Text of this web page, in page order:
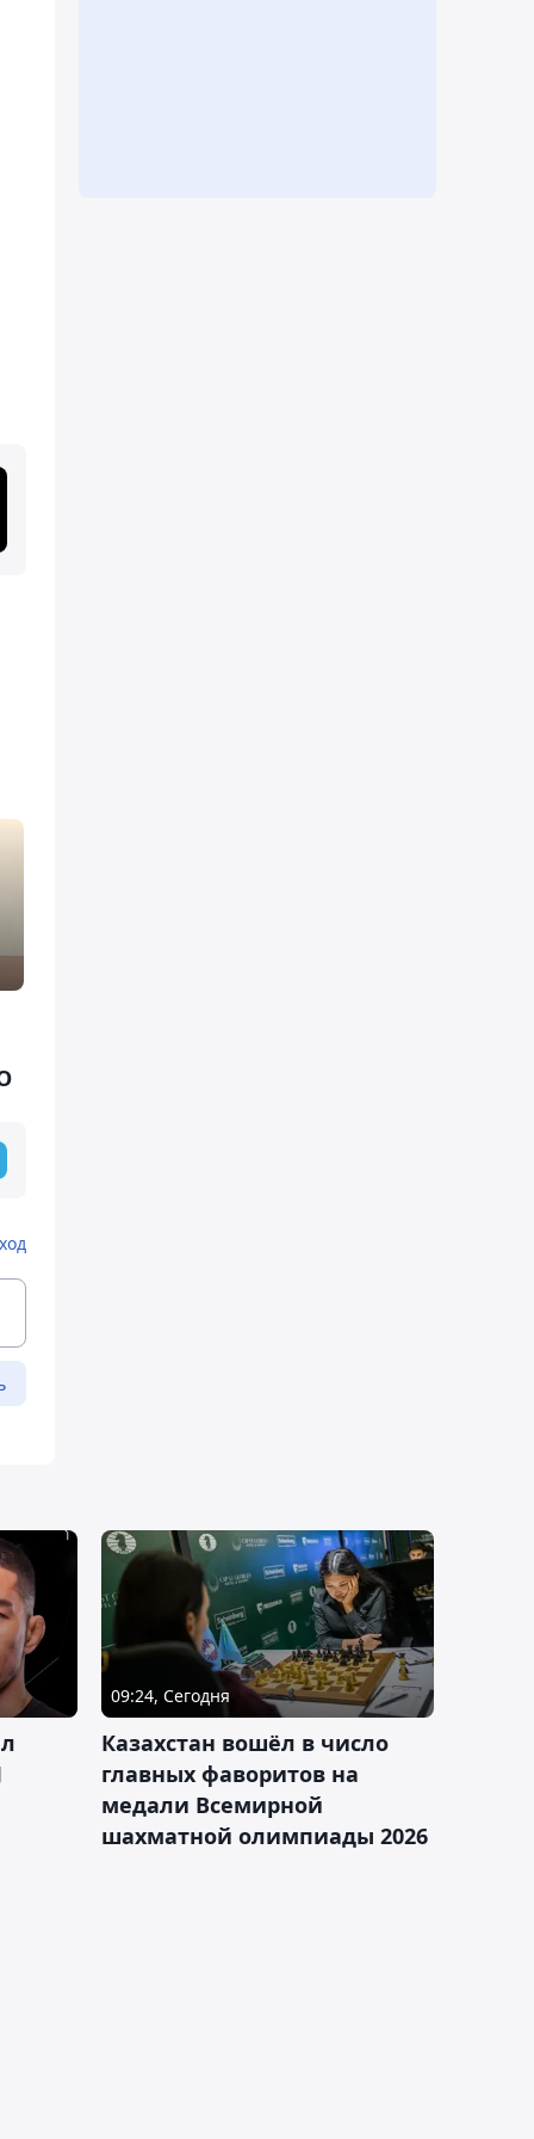
09:24, Сегодня
Казахстан вошёл в число
главных фаворитов на
медали Всемирной
шахматной олимпиады 2026